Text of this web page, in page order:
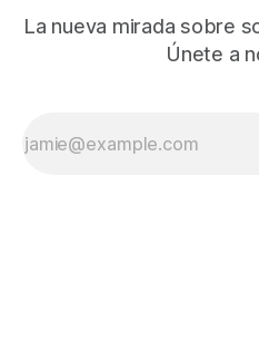
La nueva mirada sobre
Únete a